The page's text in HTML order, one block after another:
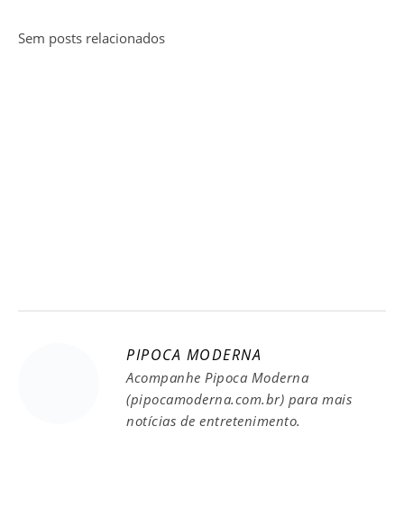
Sem posts relacionados
PIPOCA MODERNA
Acompanhe Pipoca Moderna
(pipocamoderna.com.br) para mais
notícias de entretenimento.